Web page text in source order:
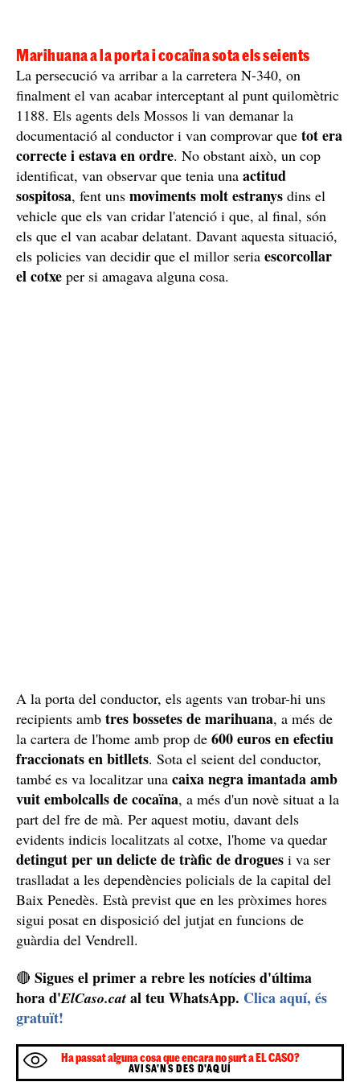
Marihuana a la porta i cocaïna sota els seients
La persecució va arribar a la carretera N-340, on
finalment el van acabar interceptant al punt quilomètric
1188. Els agents dels Mossos li van demanar la
documentació al conductor i van comprovar que tot era
correcte i estava en ordre. No obstant això, un cop
identificat, van observar que tenia una actitud
sospitosa, fent uns moviments molt estranys dins el
vehicle que els van cridar l'atenció i que, al final, són
els que el van acabar delatant. Davant aquesta situació,
els policies van decidir que el millor seria escorcollar
el cotxe per si amagava alguna cosa.
A la porta del conductor, els agents van trobar-hi uns
recipients amb tres bossetes de marihuana, a més de
la cartera de l'home amb prop de 600 euros en efectiu
fraccionats en bitllets. Sota el seient del conductor,
també es va localitzar una caixa negra imantada amb
vuit embolcalls de cocaïna, a més d'un novè situat a la
part del fre de mà. Per aquest motiu, davant dels
evidents indicis localitzats al cotxe, l'home va quedar
detingut per un delicte de tràfic de drogues i va ser
traslladat a les dependències policials de la capital del
Baix Penedès. Està previst que en les pròximes hores
sigui posat en disposició del jutjat en funcions de
guàrdia del Vendrell.
🔴 Sigues el primer a rebre les notícies d'última
hora d'ElCaso.cat al teu WhatsApp. Clica aquí, és
gratuït!
Ha passat alguna cosa que encara no surt a EL CASO?
AVISA'NS DES D'AQUÍ